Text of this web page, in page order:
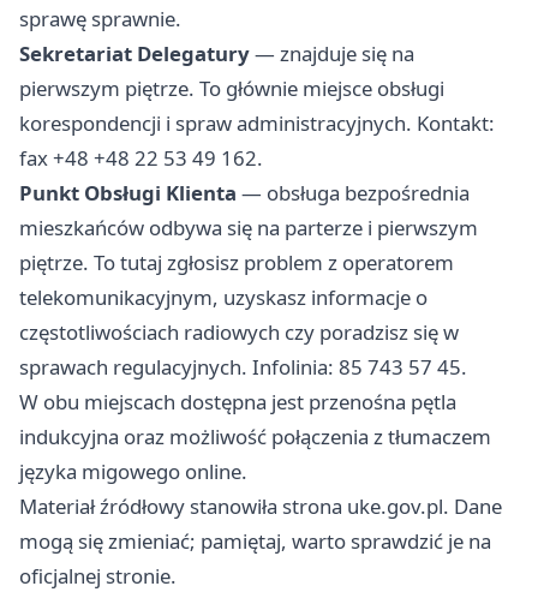
sprawę sprawnie.
Sekretariat Delegatury— znajduje się na
pierwszym piętrze. To głównie miejsce obsługi
korespondencji i spraw administracyjnych. Kontakt:
fax +48 +48 22 53 49 162.
Punkt Obsługi Klienta — obsługa bezpośrednia
mieszkańców odbywa się na parterze i pierwszym
piętrze. To tutaj zgłosisz problem z operatorem
telekomunikacyjnym, uzyskasz informacje o
częstotliwościach radiowych czy poradzisz się w
sprawach regulacyjnych. Infolinia: 85 743 57 45.
W obu miejscach dostępna jest przenośna pętla
indukcyjna oraz możliwość połączenia z tłumaczem
języka migowego online.
Materiał źródłowy stanowiła strona uke.gov.pl. Dane
mogą się zmieniać; pamiętaj, warto sprawdzić je na
oficjalnej stronie.